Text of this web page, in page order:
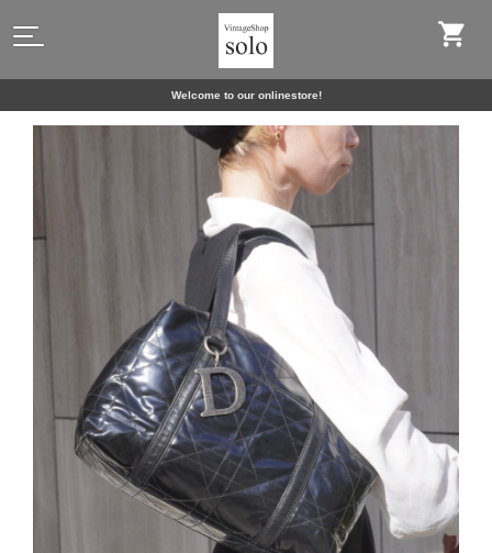
Welcome to our onlinestore!